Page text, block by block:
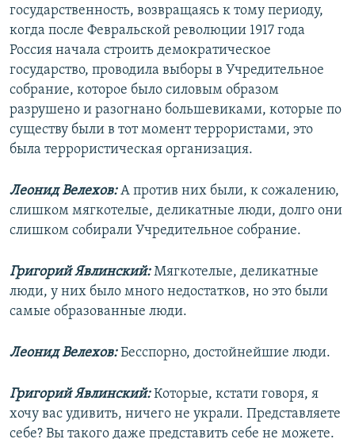
государственность, возвращаясь к тому периоду,
когда после Февральской революции 1917 года
Россия начала строить демократическое
государство, проводила выборы в Учредительное
собрание, которое было силовым образом
разрушено и разогнано большевиками, которые по
существу были в тот момент террористами, это
была террористическая организация.
Леонид Велехов:А против них были, к сожалению,
слишком мягкотелые, деликатные люди, долго они
слишком собирали Учредительное собрание.
Григорий Явлинский:Мягкотелые, деликатные
люди, у них было много недостатков, но это были
самые образованные люди.
Леонид Велехов:Бесспорно, достойнейшие люди.
Григорий Явлинский:Которые, кстати говоря, я
хочу вас удивить, ничего не украли. Представляете
себе? Вы такого даже представить себе не можете.